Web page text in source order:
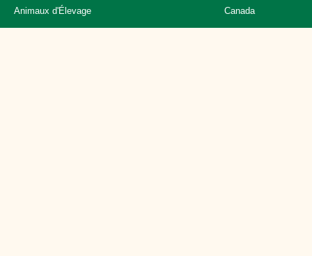
Animaux d'Élevage
Canada